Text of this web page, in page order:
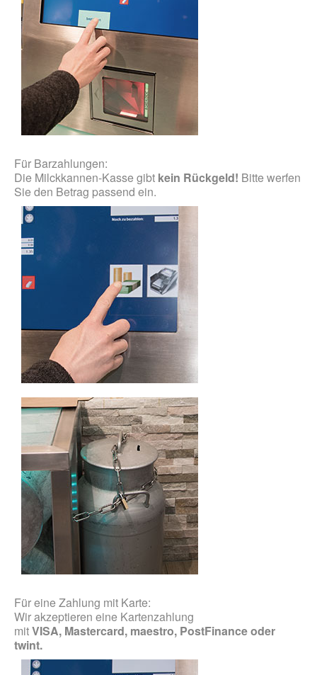
Für Barzahlungen:
Die Milckkannen-Kasse gibt kein Rückgeld! Bitte werfen
Sie den Betrag passend ein.
Für eine Zahlung mit Karte:
Wir akzeptieren eine Kartenzahlung
mitVISA, Mastercard, maestro, PostFinance oder
twint.